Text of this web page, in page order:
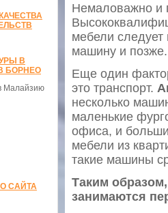
В
БОРНЕО
Малайзию
САЙТА
Немаловажно и
мебели следует
машину и позже.
Еще один
это транспорт.
несколько
маленькие
офиса, и
мебели из
такие машины
Таким
занимаются